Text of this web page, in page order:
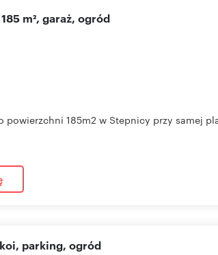
m², garaż, ogród
185m2 w Stepnicy przy samej
parking, ogród